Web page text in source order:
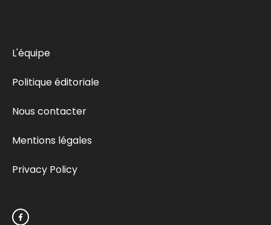
L'équipe
Politique éditoriale
Nous contacter
Mentions légales
Privacy Policy